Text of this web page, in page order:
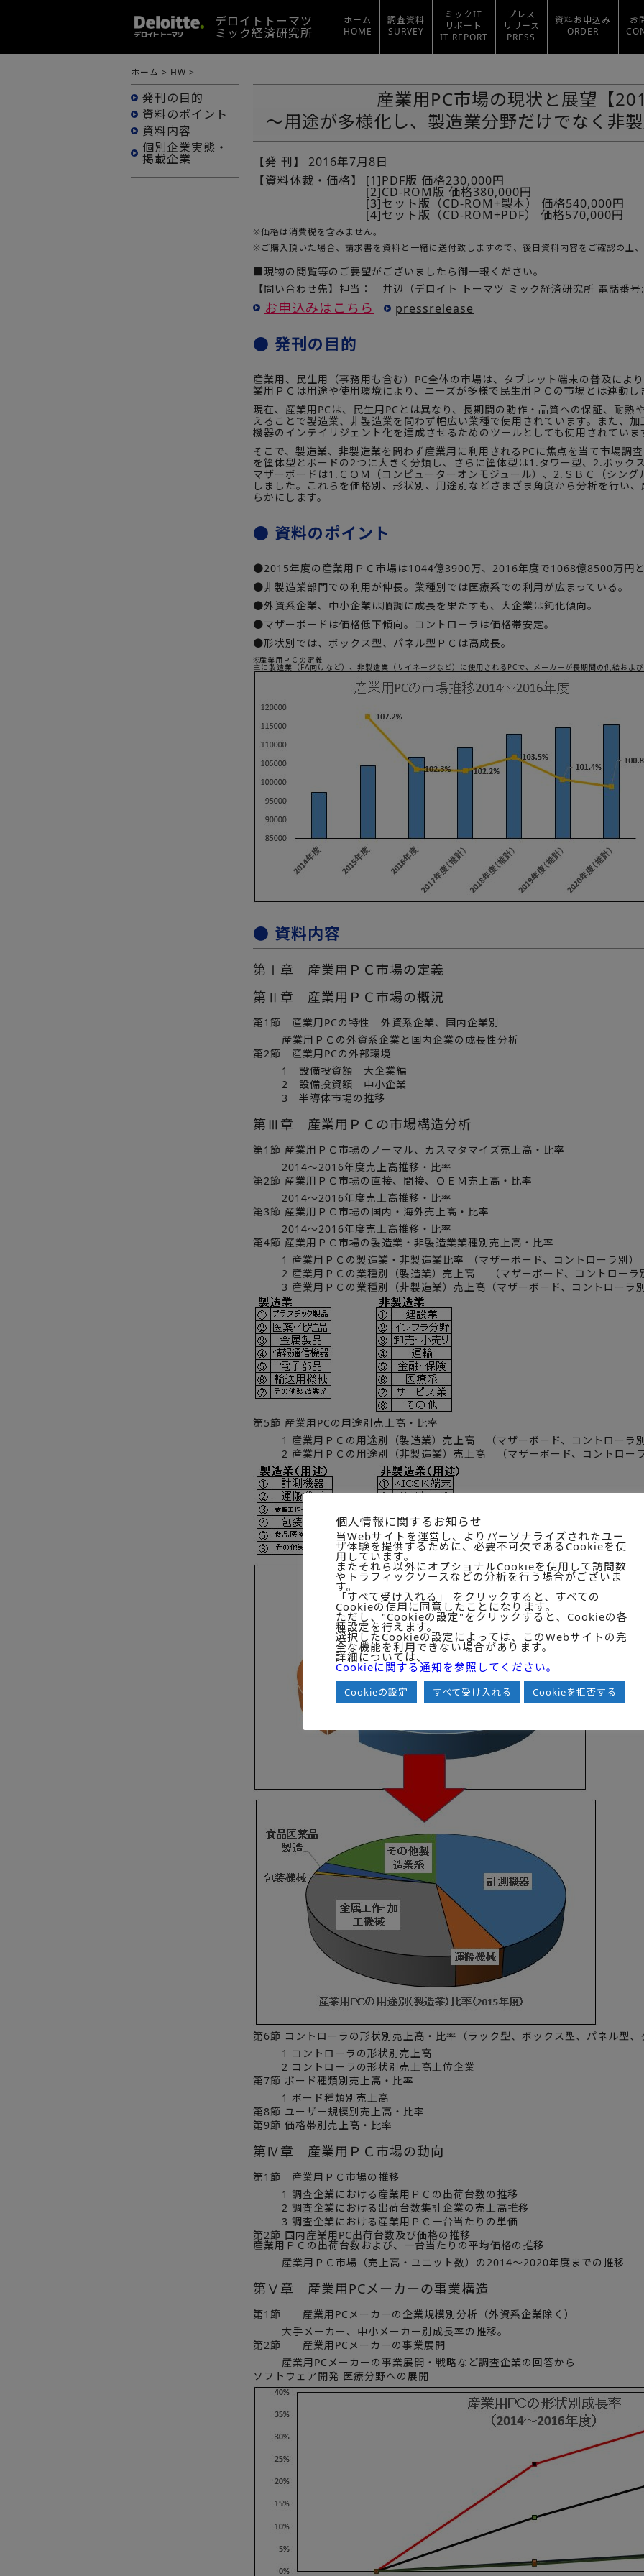
デロイトトーマツ
ミック経済研究所
ホーム
HOME
調査資料
SURVEY
ミックIT
リポート
IT REPORT
プレス
リリース
PRESS
資料お申込み
ORDER
お
ホーム > HW >
発刊の目的
資料のポイント
資料内容
個別企業実態・
掲載企業
産業用PC市場の現状と展望【
～用途が多様化し、製造業分野だけでなく非
【発 刊】
2016年7月8日
【資料体裁・価格】
[1]PDF版 価格230,000円
[2]CD-ROM版 価格380,000円
[3]セット版（CD-ROM+製本） 価格540,000円
[4]セット版（CD-ROM+PDF） 価格570,000円
※価格は消費税を含みません。
※ご購入頂いた場合、請求書を資料と一緒に送付致しますので、後日資料内容をご確認の上、
■現物の閲覧等のご要望がございましたら御一報ください。
【問い合わせ先】担当： 井辺（デロイト トーマツ ミック経済研究所 電話番
お申込みはこちら pressrelease
● 発刊の目的
産業用、民生用（事務用も含む）PC全体の市場は、タブレット端末の普及によ
業用ＰＣは用途や使用環境により、ニーズが多様で民生用ＰＣの市場とは連動し
現在、産業用PCは、民生用PCとは異なり、長期間の動作・品質への保証、耐熱
えることで製造業、非製造業を問わず幅広い業種で使用されています。また、加
機器のインテイリジェント化を達成させるためのツールとしても使用されていま
そこで、製造業、非製造業を問わず産業用に利用されるPCに焦点を当て市場調
を筐体型とボードの2つに大きく分類し、さらに筐体型は1.タワー型、2.ボック
マザーボードは1.ＣＯＭ（コンピューターオンモジュール）、2.ＳＢＣ（シン
しました。これらを価格別、形状別、用途別などさまざま角度から分析を行い
らかにします。
● 資料のポイント
●2015年度の産業用ＰＣ市場は1044億3900万、2016年度で1068億8500万円と
●非製造業部門での利用が伸長。業種別では医療系での利用が広まっている。
●外資系企業、中小企業は順調に成長を果たすも、大企業は鈍化傾向。
●マザーボードは価格低下傾向。コントローラは価格帯安定。
●形状別では、ボックス型、パネル型ＰＣは高成長。
※産業用ＰＣの定義
主に製造業（FA向けなど）、非製造業（サイネージなど）に使用されるPCで、メーカーが長期間の供給およ
● 資料内容
第Ⅰ章 産業用ＰＣ市場の定義
第Ⅱ章 産業用ＰＣ市場の概況
第1節 産業用PCの特性 外資系企業、国内企業別
産業用ＰＣの外資系企業と国内企業の成長性分析
第2節 産業用PCの外部環境
1 設備投資額 大企業編
2 設備投資額 中小企業
3 半導体市場の推移
第Ⅲ章 産業用ＰＣの市場構造分析
第1節 産業用ＰＣ市場のノーマル、カスマタマイズ売上高・比率
2014～2016年度売上高推移・比率
第2節 産業用ＰＣ市場の直接、間接、ＯＥＭ売上高・比率
2014～2016年度売上高推移・比率
第3節 産業用ＰＣ市場の国内・海外売上高・比率
2014～2016年度売上高推移・比率
第4節 産業用ＰＣ市場の製造業・非製造業業種別売上高・比率
1 産業用ＰＣの製造業・非製造業比率 （マザーボード、コントローラ別）
2 産業用ＰＣの業種別（製造業）売上高 （マザーボード、コントロー
3 産業用ＰＣの業種別（非製造業）売上高（マザーボード、コントローラ
第5節 産業用PCの用途別売上高・比率
1 産業用ＰＣの用途別（製造業）売上高 （マザーボード、コントローラ別
2 産業用ＰＣの用途別（非製造業）売上高 （マザーボード、コントローラ
第6節 コントローラの形状別売上高・比率（ラック型、ボックス型、パネル型、
1 コントローラの形状別売上高
2 コントローラの形状別売上高上位企業
第7節 ボード種類別売上高・比率
1 ボード種類別売上高
第8節 ユーザー規模別売上高・比率
第9節 価格帯別売上高・比率
第Ⅳ章 産業用ＰＣ市場の動向
第1節 産業用ＰＣ市場の推移
1 調査企業における産業用ＰＣの出荷台数の推移
2 調査企業における出荷台数集計企業の売上高推移
3 調査企業における産業用ＰＣ一台当たりの単価
第2節 国内産業用PC出荷台数及び価格の推移
産業用ＰＣの出荷台数および、一台当たりの平均価格の推移
産業用ＰＣ市場（売上高・ユニット数）の2014～2020年度までの推移
第Ⅴ章 産業用PCメーカーの事業構造
第1節 産業用PCメーカーの企業規模別分析（外資系企業除く）
大手メーカー、中小メーカー別成長率の推移。
第2節 産業用PCメーカーの事業展開
産業用PCメーカーの事業展開・戦略など調査企業の回答から
ソフトウェア開発 医療分野への展開
個人情報に関するお知らせ
当Webサイトを運営し、よりパーソナライズされたユー
ザ体験を提供するために、必要不可欠であるCookieを使
用しています。
またそれら以外にオプショナルCookieを使用して訪問数
やトラフィックソースなどの分析を行う場合がございま
す。
「すべて受け入れる」 をクリックすると、すべての
Cookieの使用に同意したことになります。
ただし、"Cookieの設定"をクリックすると、Cookieの各
種設定を行えます。
選択したCookieの設定によっては、このWebサイトの完
全な機能を利用できない場合があります。
詳細については、
Cookieに関する通知を参照してください。
Cookieの設定 すべて受け入れる Cookieを拒否する